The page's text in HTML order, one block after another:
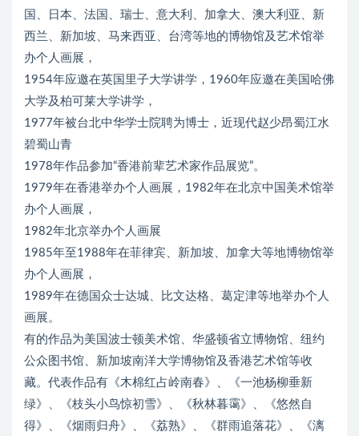
国、日本、法国、瑞士、意大利、加拿大、澳大利亚、新
西兰、新加坡、马来西亚、台湾等地的博物馆及艺术馆举
办个人画展，
1954年应邀在英国里子大学讲学，1960年应邀在美国哈佛
大学及柏可莱大学讲学，
1977年被台北中华学士院聘为博士，近现代赵少昂蜀江水
碧蜀山青
1978年作品参加“香港前辈艺术家作品展览”。
1979年在香港举办个人画展，1982年在北京中国美术馆举
办个人画展，
1982年北京举办个人画展
1985年至1988年在菲律宾、新加坡、加拿大等地博物馆举
办个人画展，
1989年在德国众士达城、比文达格、葛定津等地举办个人
画展。
有的作品为美国波士顿美术馆、华盛顿省立博物馆、纽约
公众图书馆、新加坡南洋大学博物馆及香港艺术馆等收
藏。代表作品有《木棉红占岭南春》、《一池杨柳垂新
绿》、《枝头小鸟惊初雪》、《秋林暮霭》、《悠然自
得》、《烟雨归舟》、《荔熟》、《群雨追落花》、《漓